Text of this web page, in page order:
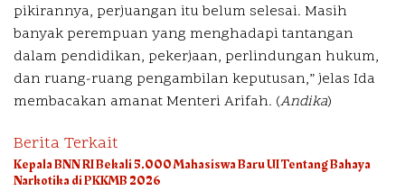
pikirannya, perjuangan itu belum selesai. Masih
banyak perempuan yang menghadapi tantangan
dalam pendidikan, pekerjaan, perlindungan hukum,
dan ruang-ruang pengambilan keputusan,” jelas Ida
membacakan amanat Menteri Arifah. (Andika)
Berita Terkait
Kepala BNN RI Bekali 5.000 Mahasiswa Baru UI Tentang Bahaya
Narkotika di PKKMB 2026